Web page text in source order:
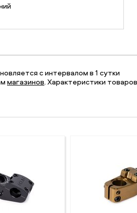
с интервалом в 1 сутки
магазинов. Характеристики